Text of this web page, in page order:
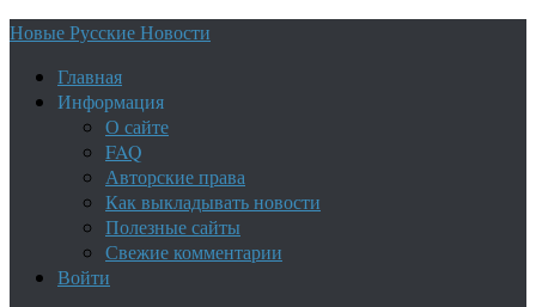
Новые Русские Новости
Главная
Информация
О сайте
FAQ
Авторские права
Как выкладывать новости
Полезные сайты
Свежие комментарии
Войти